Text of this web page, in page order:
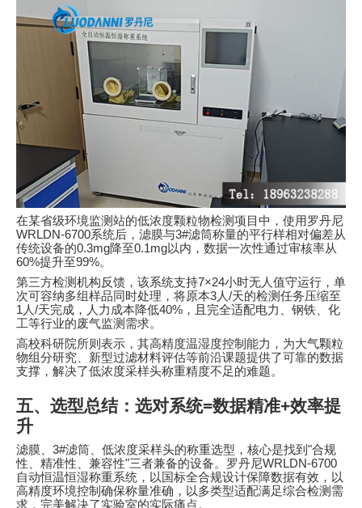
在某省级环境监测站的低浓度颗粒物检测项目中，使用罗丹尼
WRLDN-6700系统后，滤膜与3#滤筒称量的平行样相对偏差从
传统设备的0.3mg降至0.1mg以内，数据一次性通过审核率从
60%提升至99%。
第三方检测机构反馈，该系统支持7×24小时无人值守运行，单
次可容纳多组样品同时处理，将原本3人/天的检测任务压缩至
1人/天完成，人力成本降低40% ，且完全适配电力、钢铁、化
工等行业的废气监测需求。
高校科研院所则表示，其高精度温湿度控制能力，为大气颗粒
物组分研究、新型过滤材料评估等前沿课题提供了可靠的数据
支撑，解决了低浓度采样头称重精度不足的难题。
五、选型总结：选对系统=数据精准+效率提
升
滤膜、 3#滤筒、低浓度采样头的称重选型，核心是找到 "合规
性、精准性、兼容性"三者兼备的设备。罗丹尼WRLDN-6700
自动恒温恒湿称重系统，以国标全合规设计保障数据有效，以
高精度环境控制确保称量准确，以多类型适配满足综合检测需
求，完美解决了实验室的实际痛点。